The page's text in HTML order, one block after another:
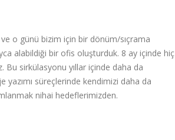
ve o günü bizim için bir dönüm/sıçrama
alabildiği bir ofis oluşturduk. 8 ay içinde hiç
Bu sirkülasyonu yıllar içinde daha da
yazımı süreçlerinde kendimizi daha da
nihai hedeflerimizden.